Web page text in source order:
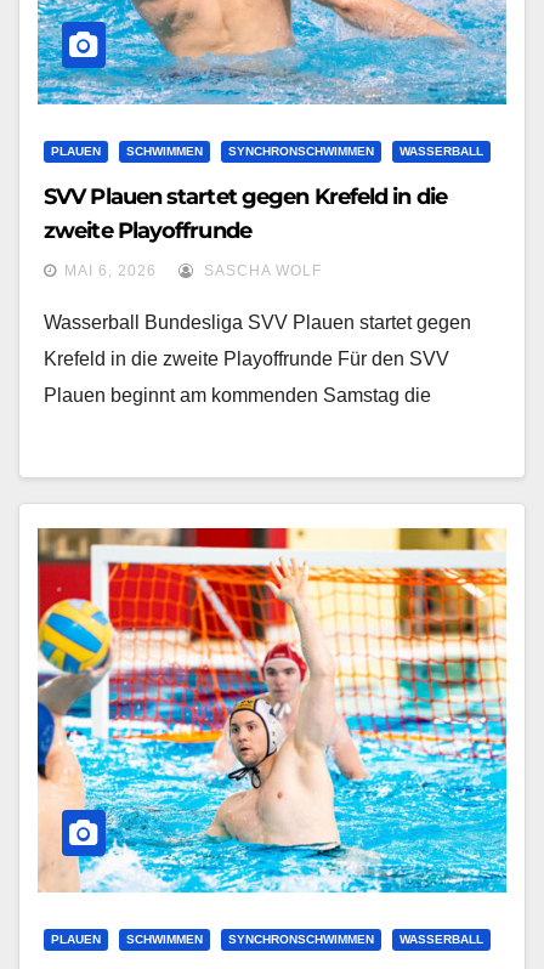
PLAUEN SCHWIMMEN SYNCHRONSCHWIMMEN WASSERBALL
SVV Plauen startet gegen Krefeld in die
zweite Playoffrunde
MAI 6, 2026 SASCHA WOLF
Wasserball Bundesliga SVV Plauen startet gegen
Krefeld in die zweite Playoffrunde Für den SVV
Plauen beginnt am kommenden Samstag die
PLAUEN SCHWIMMEN SYNCHRONSCHWIMMEN WASSERBALL